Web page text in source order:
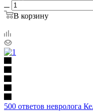
В корзину
500 ответов невролога